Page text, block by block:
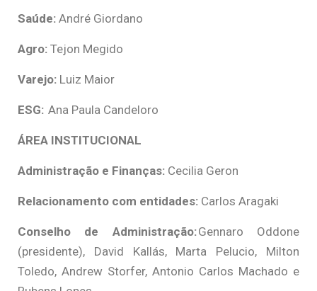
Saúde: André Giordano
Agro: Tejon Megido
Varejo: Luiz Maior
ESG: Ana Paula Candeloro
ÁREA INSTITUCIONAL
Administração e Finanças: Cecilia Geron
Relacionamento com entidades: Carlos Aragaki
Conselho de Administração:Gennaro Oddone
(presidente), David Kallás, Marta Pelucio, Milton
Toledo, Andrew Storfer, Antonio Carlos Machado e